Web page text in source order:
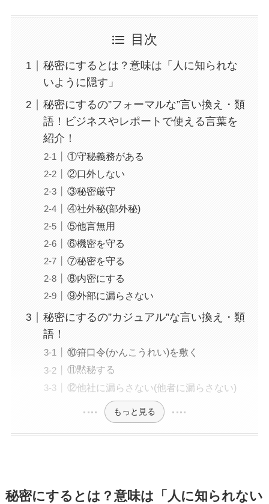
目次
秘密にするとは？意味は「人に知られな
いように隠す」
秘密にするの”フォーマルな”言い換え・類
語！ビジネスやレポートで使える言葉を
紹介！
①守秘義務がある
②口外しない
③秘密厳守
④社外秘(部外秘)
⑤他言無用
⑥機密を守る
⑦秘密を守る
⑧内密にする
⑨外部に漏らさない
秘密にするの”カジュアル”な言い換え・類
語！
⑩箝口令(かんこうれい)を敷く
⑪黙秘する
⑫他社に漏らさない(他者に漏らさない)
もっと見る
秘密にするとは？意味は「人に知られない